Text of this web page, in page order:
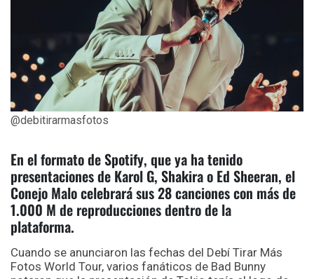
@debitirarmasfotos
En el formato de Spotify, que ya ha tenido
presentaciones de Karol G, Shakira o Ed Sheeran, el
Conejo Malo celebrará sus 28 canciones con más de
1.000 M de reproducciones dentro de la
plataforma.
Cuando se anunciaron las fechas del Debí Tirar Más
Fotos World Tour, varios fanáticos de Bad Bunny